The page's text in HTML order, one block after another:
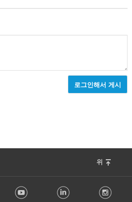
로그인해서 게시
위
Youtube LinkedIn